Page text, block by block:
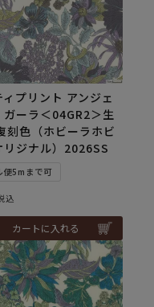
ィプリント アンジェ
ガーラ＜04GR2＞生
色（ホビーラホビ
リジナル）2026SS
便5mまで可
込
カートに入れる